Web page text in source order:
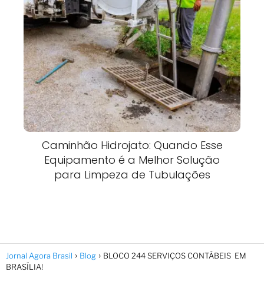
Caminhão Hidrojato: Quando Esse
Equipamento é a Melhor Solução
para Limpeza de Tubulações
Jornal Agora Brasil Blog
BLOCO 244 SERVIÇOS CONTÁBEIS EM
BRASÍLIA!